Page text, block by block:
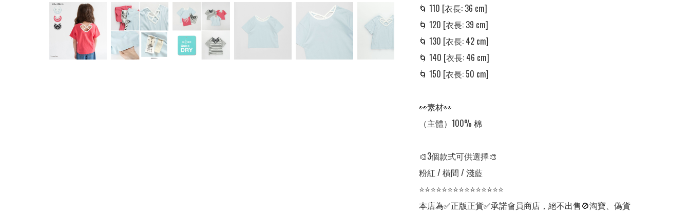
🌀 110 [衣長: 36 cm]
🌀 120 [衣長: 39 cm]
🌀 130 [衣長: 42 cm]
🌀 140 [衣長: 46 cm]
🌀 150 [衣長: 50 cm]
👀素材👀
（主體）100% 棉
🎨3個款式可供選擇🎨
粉紅 / 橫間 / 淺藍
⭐⭐⭐⭐⭐⭐⭐⭐⭐⭐⭐⭐⭐⭐⭐
本店為✅正版正貨✅承諾會員商店，絕不出售🚫淘寶、偽貨